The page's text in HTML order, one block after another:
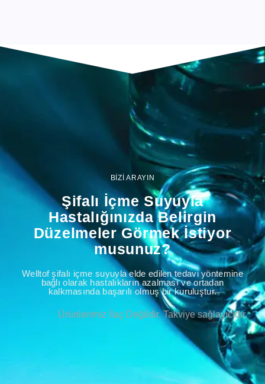
BİZİ ARAYIN
Şifalı İçme Suyuyla
Hastalığınızda Belirgin
Düzelmeler Görmek İstiyor
musunuz?
Welltof şifalı içme suyuyla elde edilen tedavi yöntemine
bağlı olarak hastalıkların azalması ve ortadan
kalkmasında başarılı olmuş bir kuruluştur.
Ürünlerimiz İlaç Değildir. Takviye sağlayıcıdır.